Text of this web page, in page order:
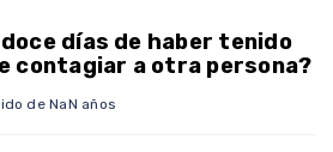
días de haber tenido
contagiar a otra persona?
de NaN años